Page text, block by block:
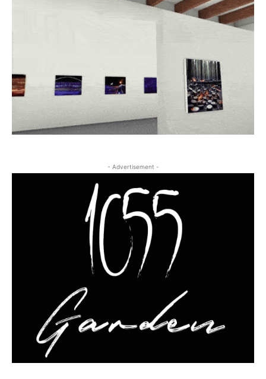
- Advertisement -